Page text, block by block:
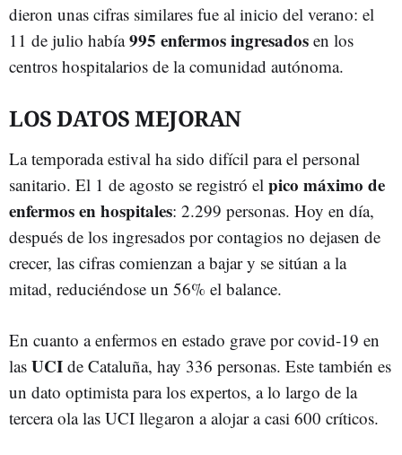
dieron unas cifras similares fue al inicio del verano: el
11 de julio había995 enfermos ingresados en los
centros hospitalarios de la comunidad autónoma.
LOS DATOS MEJORAN
La temporada estival ha sido difícil para el personal
sanitario. El 1 de agosto se registró el pico máximo de
enfermos en hospitales: 2.299 personas. Hoy en día,
después de los ingresados por contagios no dejasen de
crecer, las cifras comienzan a bajar y se sitúan a la
mitad, reduciéndose un 56% el balance.
En cuanto a enfermos en estado grave por covid-19 en
las UCI de Cataluña, hay 336 personas. Este también es
un dato optimista para los expertos, a lo largo de la
tercera ola las UCI llegaron a alojar a casi 600 críticos.